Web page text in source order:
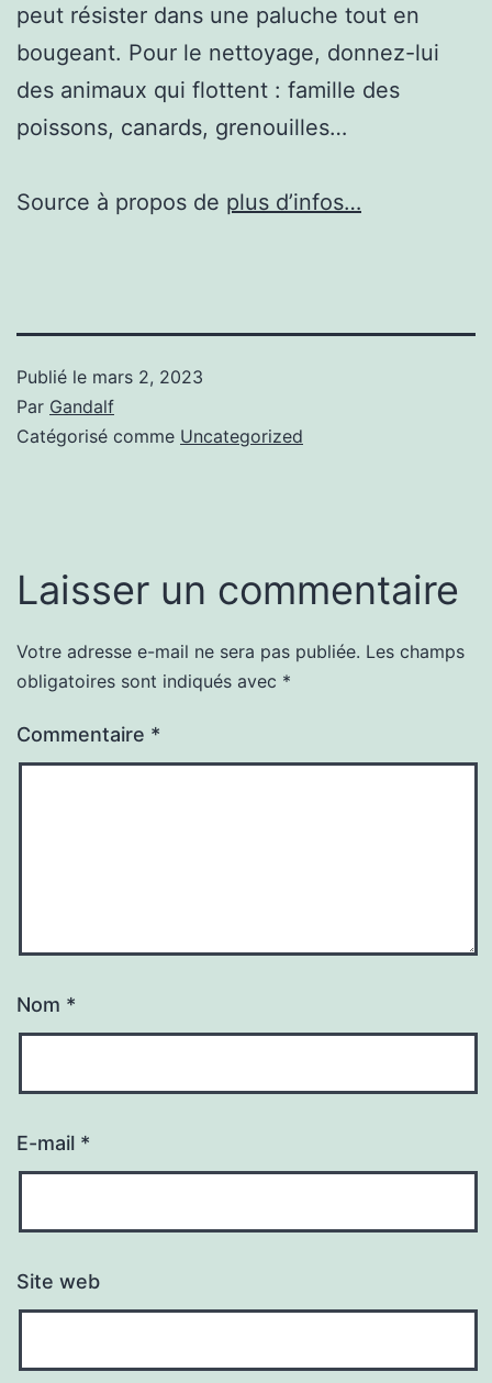
peut résister dans une paluche tout en
bougeant. Pour le nettoyage, donnez-lui
des animaux qui flottent : famille des
poissons, canards, grenouilles…
Source à propos de plus d’infos…
Publié le mars 2, 2023
Par Gandalf
Catégorisé comme Uncategorized
Laisser un commentaire
Votre adresse e-mail ne sera pas publiée. Les champs
obligatoires sont indiqués avec *
Commentaire *
Nom *
E-mail *
Site web